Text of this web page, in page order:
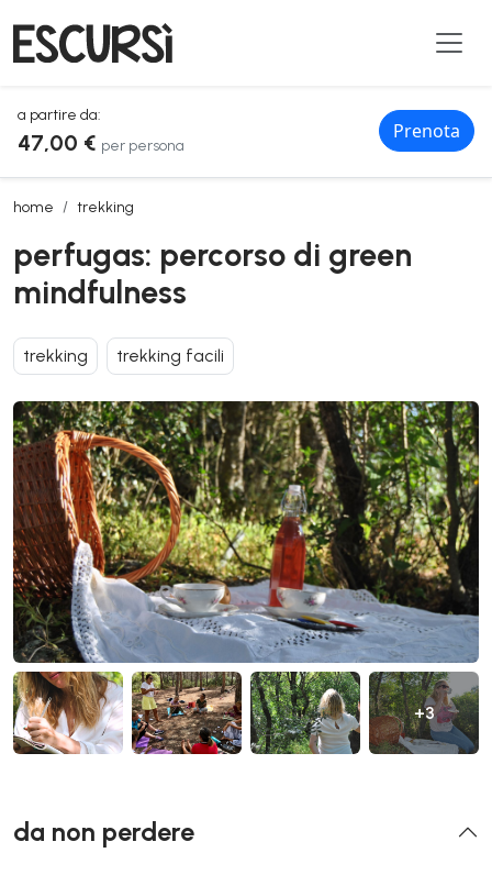
a partire da:
47,00 € per persona
Prenota
home trekking
perfugas: percorso di green mindfulness
perfugas: percorso di green
mindfulness
trekking trekking facili
+3
da non perdere